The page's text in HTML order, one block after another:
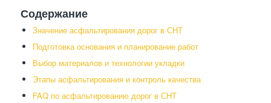
Содержание
Значение асфальтирования дорог в СНТ
Подготовка основания и планирование работ
Выбор материалов и технологии укладки
Этапы асфальтирования и контроль качества
FAQ по асфальтированию дорог в СНТ